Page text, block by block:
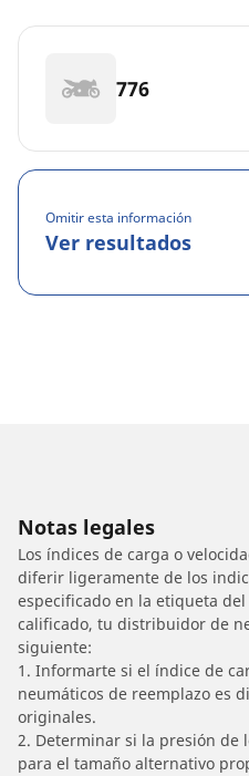
776
Omitir esta información
Ver resultados
Notas legales
Los índices de carga o
diferir ligeramente de los
especificado en la etiqueta
calificado, tu distribuidor de
siguiente:
1. Informarte si el índice de
neumáticos de reemplazo es
originales.
2. Determinar si la presión de
para el tamaño alternativo